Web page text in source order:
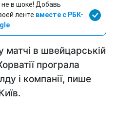
не в шоке! Добавь
ленте вместе с РБК-
матчі в швейцарській
програла
і компанії, пише